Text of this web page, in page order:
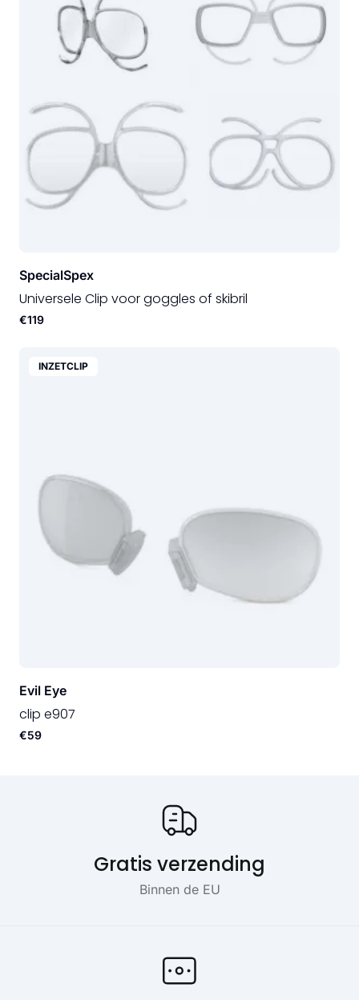
SpecialSpex
Universele Clip voor goggles of skibril
€119
INZETCLIP
Evil Eye
clip e907
€59
Gratis verzending
Binnen de EU